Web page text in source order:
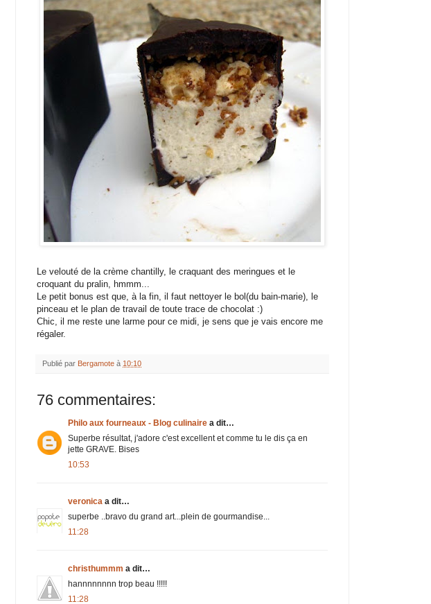
Le velouté de la crème chantilly, le craquant des meringues et le
croquant du pralin, hmmm...
Le petit bonus est que, à la fin, il faut nettoyer le bol(du bain-marie), le
pinceau et le plan de travail de toute trace de chocolat :)
Chic, il me reste une larme pour ce midi, je sens que je vais encore me
régaler.
Publié par Bergamote à 10:10
76 commentaires:
Philo aux fourneaux - Blog culinaire a dit…
Superbe résultat, j'adore c'est excellent et comme tu le dis ça en
jette GRAVE. Bises
10:53
veronica a dit…
superbe ..bravo du grand art...plein de gourmandise...
11:28
christhummm a dit…
hannnnnnnn trop beau !!!!!
11:28